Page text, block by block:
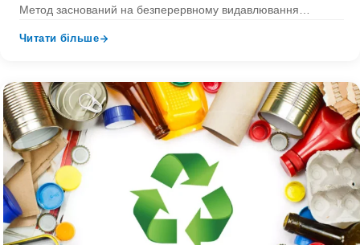
Метод заснований на безперервному видавлювання
елементи (фільєра)…
Читати більше